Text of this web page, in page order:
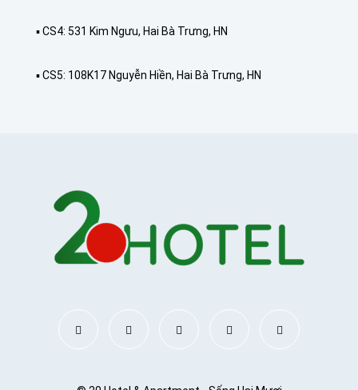
▪️ CS4: 531 Kim Ngưu, Hai Bà Trưng, HN
▪️ CS5: 108K17 Nguyễn Hiền, Hai Bà Trưng, HN